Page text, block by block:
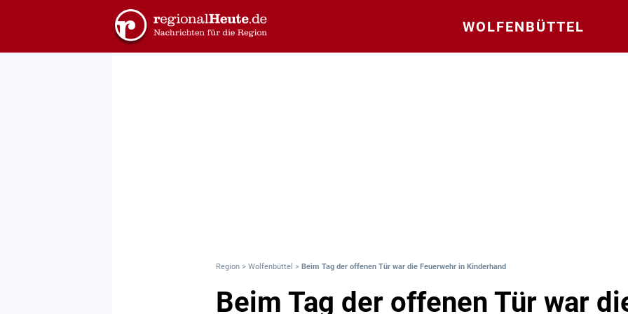
WOLFENBÜTTEL
Region > Wolfenbüttel > Beim Tag der offenen Tür war die Feuerwehr in Kinderhand
Beim Tag der offenen Tür war